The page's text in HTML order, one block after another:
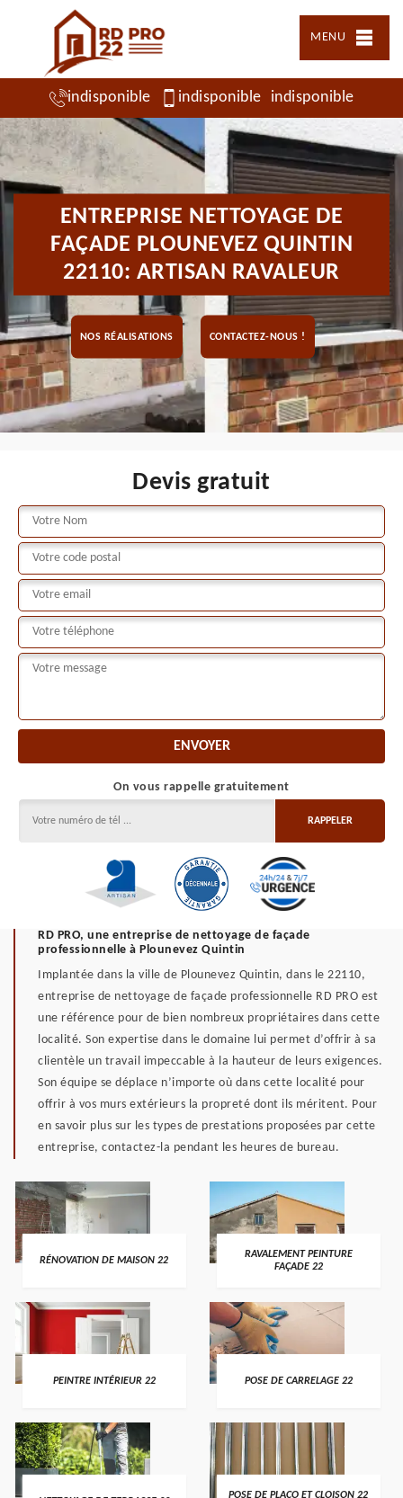
MENU
indisponible indisponible indisponible
ENTREPRISE NETTOYAGE DE
FAÇADE PLOUNEVEZ QUINTIN
22110: ARTISAN RAVALEUR
NOS RÉALISATIONS CONTACTEZ-NOUS !
Devis gratuit
On vous rappelle gratuitement
RD PRO, une entreprise de nettoyage de façade
professionnelle à Plounevez Quintin
Implantée dans la ville de Plounevez Quintin, dans le 22110,
entreprise de nettoyage de façade professionnelle RD PRO est
une référence pour de bien nombreux propriétaires dans cette
localité. Son expertise dans le domaine lui permet d’offrir à sa
clientèle un travail impeccable à la hauteur de leurs exigences.
Son équipe se déplace n’importe où dans cette localité pour
offrir à vos murs extérieurs la propreté dont ils méritent. Pour
en savoir plus sur les types de prestations proposées par cette
entreprise, contactez-la pendant les heures de bureau.
RÉNOVATION DE MAISON 22
RAVALEMENT PEINTURE
FAÇADE 22
PEINTRE INTÉRIEUR 22 POSE DE CARRELAGE 22
POSE DE PLACO ET CLOISON 22